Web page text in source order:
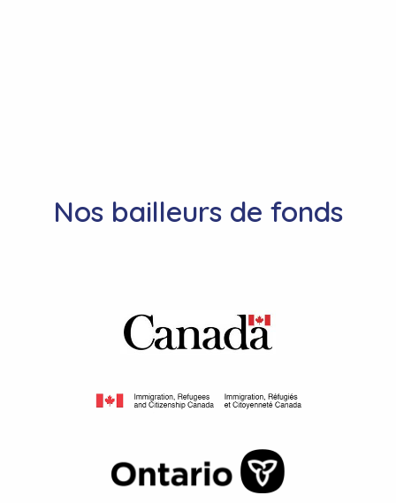
Nos bailleurs de fonds